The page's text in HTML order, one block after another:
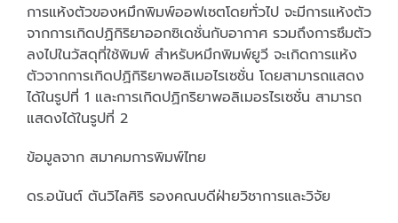
การแห้งตัวของหมึกพิมพ์ออฟเซตโดยทั่วไป จะมีการแห้งตัว
จากการเกิดปฏิกิริยาออกซิเดชั่นกับอากาศ รวมถึงการซึมตัว
ลงไปในวัสดุที่ใช้พิมพ์ สำหรับหมึกพิมพ์ยูวี จะเกิดการแห้ง
ตัวจากการเกิดปฏิกิริยาพอลิเมอไรเซชั่น โดยสามารถแสดง
ได้ในรูปที่ 1 และการเกิดปฏิกริยาพอลิเมอรไรเซชั่น สามารถ
แสดงได้ในรูปที่ 2
ข้อมูลจาก สมาคมการพิมพ์ไทย
ดร.อนันต์ ตันวิไลศิริ รองคณบดีฝ่ายวิชาการและวิจัย